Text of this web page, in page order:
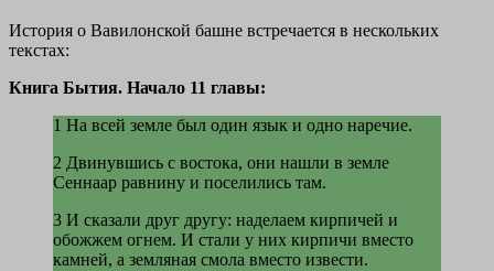
История о Вавилонской башне встречается в нескольких
текстах:
Книга Бытия. Начало 11 главы:
1 На всей земле был один язык и одно наречие.
2 Двинувшись с востока, они нашли в земле
Сеннаар равнину и поселились там.
3 И сказали друг другу: наделаем кирпичей и
обожжем огнем. И стали у них кирпичи вместо
камней, а земляная смола вместо извести.